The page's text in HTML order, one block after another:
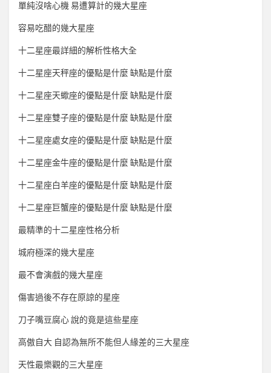
單純沒啥心機 易遭算計的幾大星座
容易吃醋的幾大星座
十二星座最詳細的解析性格大全
十二星座天秤座的優點是什麼 缺點是什麼
十二星座天蠍座的優點是什麼 缺點是什麼
十二星座雙子座的優點是什麼 缺點是什麼
十二星座處女座的優點是什麼 缺點是什麼
十二星座金牛座的優點是什麼 缺點是什麼
十二星座白羊座的優點是什麼 缺點是什麼
十二星座巨蟹座的優點是什麼 缺點是什麼
最精準的十二星座性格分析
城府極深的幾大星座
最不會演戲的幾大星座
傷害過後不存在原諒的星座
刀子嘴豆腐心 說的竟是這些星座
高傲自大 自認為無所不能但人緣差的三大星座
天性最樂觀的三大星座